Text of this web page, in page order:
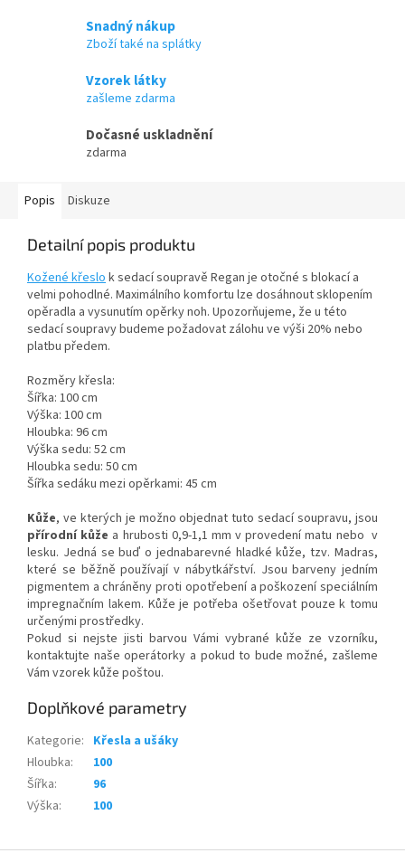
Snadný nákup
Zboží také na splátky
Vzorek látky
zašleme zdarma
Dočasné uskladnění
zdarma
Popis Diskuze
Detailní popis produktu
Kožené křeslok sedací soupravě Regan je otočné s blokací a
velmi pohodlné. Maximálního komfortu lze dosáhnout sklopením
opěradla a vysunutím opěrky noh. Upozorňujeme, že u této
sedací soupravy budeme požadovat zálohu ve výši 20% nebo
platbu předem.
Rozměry křesla:
Šířka: 100 cm
Výška: 100 cm
Hloubka: 96 cm
Výška sedu: 52 cm
Hloubka sedu: 50 cm
Šířka sedáku mezi opěrkami: 45 cm
Kůže, ve kterých je možno objednat tuto sedací soupravu, jsou
přírodní kůže a hrubosti 0,9-1,1 mm v provedení matu nebo v
lesku. Jedná se buď o jednabarevné hladké kůže, tzv. Madras,
které se běžně používají v nábytkářství. Jsou barveny jedním
pigmentem a chráněny proti opotřebení a poškození speciálním
impregnačním lakem. Kůže je potřeba ošetřovat pouze k tomu
určenými prostředky.
Pokud si nejste jisti barvou Vámi vybrané kůže ze vzorníku,
kontaktujte naše operátorky a pokud to bude možné, zašleme
Vám vzorek kůže poštou.
Doplňkové parametry
Kategorie: Křesla a ušáky
Hloubka:
100
Šířka:
96
Výška: 100